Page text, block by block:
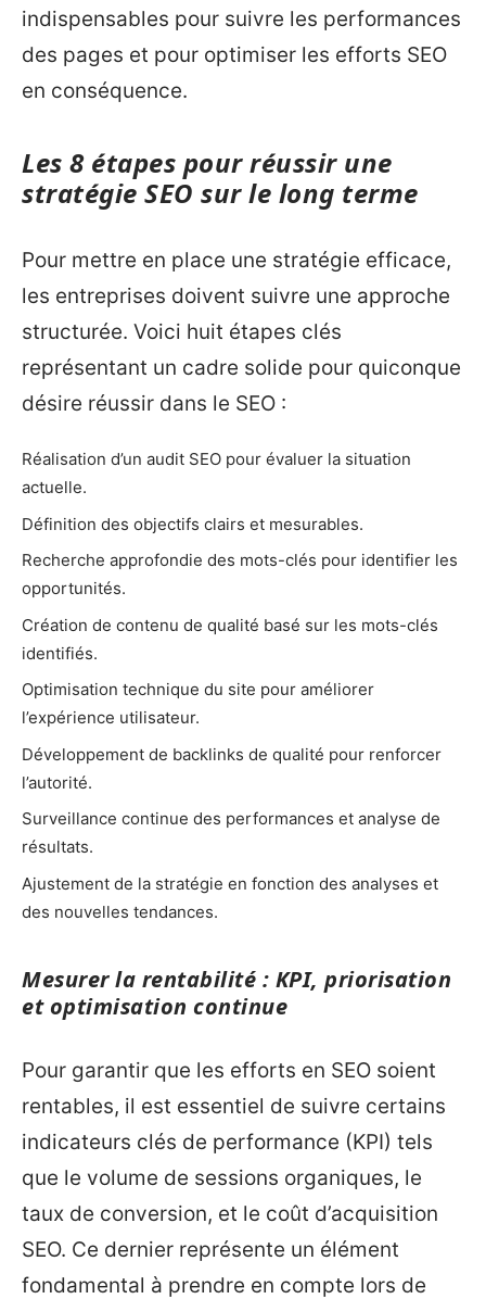
indispensables pour suivre les performances
des pages et pour optimiser les efforts SEO
en conséquence.
Les 8 étapes pour réussir une
stratégie SEO sur le long terme
Pour mettre en place une stratégie efficace,
les entreprises doivent suivre une approche
structurée. Voici huit étapes clés
représentant un cadre solide pour quiconque
désire réussir dans le SEO :
Réalisation d’un audit SEO pour évaluer la situation
actuelle.
Définition des objectifs clairs et mesurables.
Recherche approfondie des mots-clés pour identifier les
opportunités.
Création de contenu de qualité basé sur les mots-clés
identifiés.
Optimisation technique du site pour améliorer
l’expérience utilisateur.
Développement de backlinks de qualité pour renforcer
l’autorité.
Surveillance continue des performances et analyse de
résultats.
Ajustement de la stratégie en fonction des analyses et
des nouvelles tendances.
Mesurer la rentabilité : KPI, priorisation
et optimisation continue
Pour garantir que les efforts en SEO soient
rentables, il est essentiel de suivre certains
indicateurs clés de performance (KPI) tels
que le volume de sessions organiques, le
taux de conversion, et le coût d’acquisition
SEO. Ce dernier représente un élément
fondamental à prendre en compte lors de